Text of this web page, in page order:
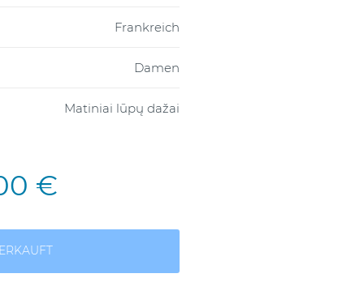
Frankreich
Damen
Matiniai lūpų dažai
€